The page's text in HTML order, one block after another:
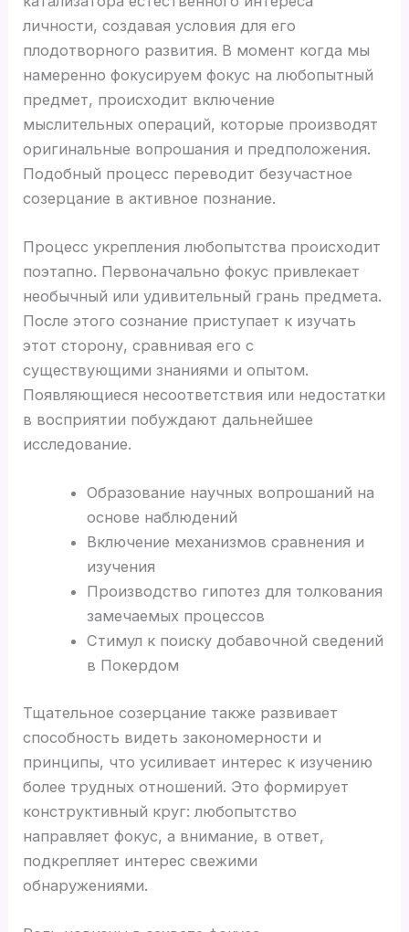
личности, создавая условия для его
плодотворного развития. В момент когда мы
намеренно фокусируем фокус на любопытный
предмет, происходит включение
мыслительных операций, которые производят
оригинальные вопрошания и предположения.
Подобный процесс переводит безучастное
созерцание в активное познание.
Процесс укрепления любопытства происходит
поэтапно. Первоначально фокус привлекает
необычный или удивительный грань предмета.
После этого сознание приступает к изучать
этот сторону, сравнивая его с
существующими знаниями и опытом.
Появляющиеся несоответствия или недостатки
в восприятии побуждают дальнейшее
исследование.
Образование научных вопрошаний на
основе наблюдений
Включение механизмов сравнения и
изучения
Производство гипотез для толкования
замечаемых процессов
Стимул к поиску добавочной сведений
в Покердом
Тщательное созерцание также развивает
способность видеть закономерности и
принципы, что усиливает интерес к изучению
более трудных отношений. Это формирует
конструктивный круг: любопытство
направляет фокус, а внимание, в ответ,
подкрепляет интерес свежими
обнаружениями.